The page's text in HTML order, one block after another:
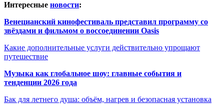
Интересные новости:
Венецианский кинофестиваль представил программу со
звёздами и фильмом о воссоединении Oasis
Какие дополнительные услуги действительно упрощают
путешествие
Музыка как глобальное шоу: главные события и
тенденции 2026 года
Бак для летнего душа: объём, нагрев и безопасная установка